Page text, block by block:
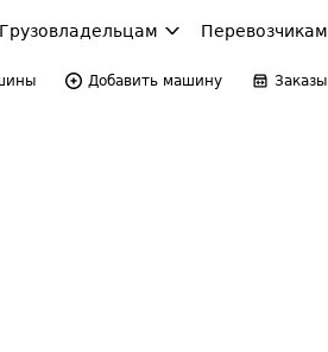
Грузовладельцам Перевозчикам
Добавить машину Заказы